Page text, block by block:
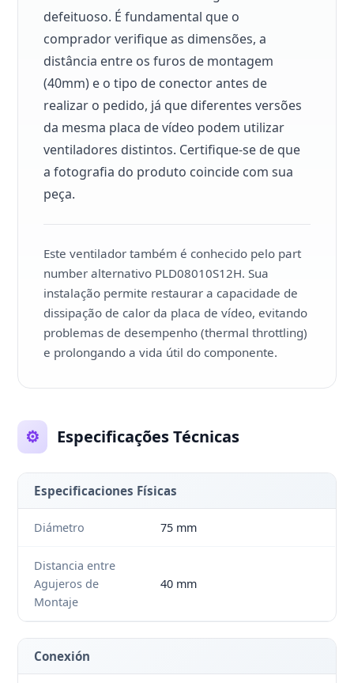
defeituoso. É fundamental que o
comprador verifique as dimensões, a
distância entre os furos de montagem
(40mm) e o tipo de conector antes de
realizar o pedido, já que diferentes versões
da mesma placa de vídeo podem utilizar
ventiladores distintos. Certifique-se de que
a fotografia do produto coincide com sua
peça.
Este ventilador também é conhecido pelo part
number alternativo PLD08010S12H. Sua
instalação permite restaurar a capacidade de
dissipação de calor da placa de vídeo, evitando
problemas de desempenho (thermal throttling)
e prolongando a vida útil do componente.
⚙️ Especificações Técnicas
Especificaciones Físicas
Diámetro 75 mm
Distancia entre
Agujeros de
Montaje
40 mm
Conexión